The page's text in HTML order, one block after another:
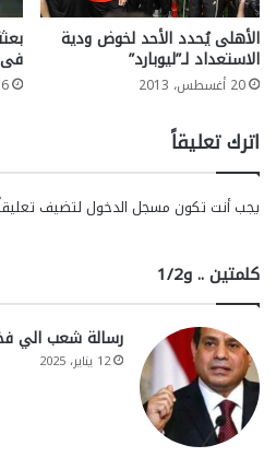
الأهلى يُحدد الأحد لخوض ودية
الاستعداد لـ”ليوبارد”
20 أغسطس، 2013
فى
16
اترك تعليقاً
يجب أنت تكون مسجل الدخول لتضيف
كلمتين .. و1/2
رسالة شعب الي
12 يناير، 2025